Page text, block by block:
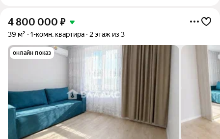
4 800 000 ₽
39 м² 1-комн. квартира 2 этаж из 3
онлайн показ